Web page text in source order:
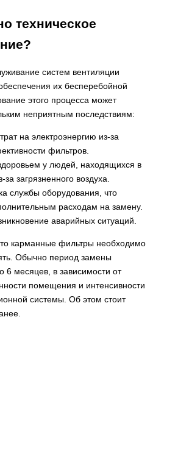
техническое
систем вентиляции
их бесперебойной
этого процесса может
неприятным последствиям:
на электроэнергию из-за
фильтров.
у людей, находящихся в
загрязненного воздуха.
службы оборудования, что
расходам на замену.
аварийных ситуаций.
карманные фильтры необходимо
Обычно период замены
6 месяцев, в зависимости от
помещения и интенсивности
системы. Об этом стоит